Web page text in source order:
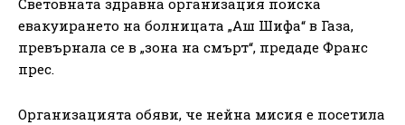
евакуирането на болницата „Аш Шифа“ в Газа,
превърнала се в „зона на смърт“, предаде Франс
прес.
Организацията обяви, че нейна мисия е посетила